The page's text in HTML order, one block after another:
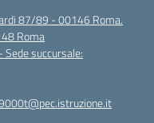
87/89 - 00146 Roma.
Roma
succursale: